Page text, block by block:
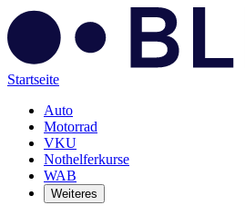
Startseite
Auto
Motorrad
VKU
Nothelferkurse
WAB
Weiteres